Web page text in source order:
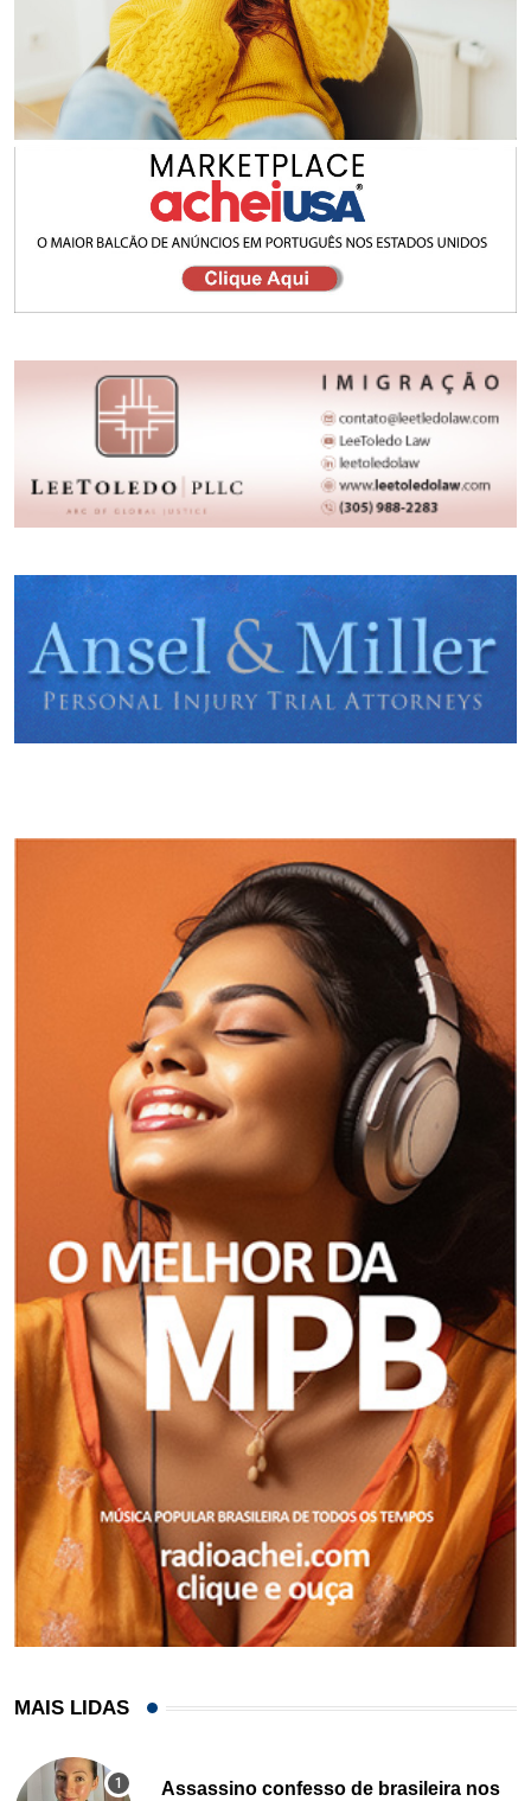
MAIS LIDAS
Assassino confesso de brasileira nos